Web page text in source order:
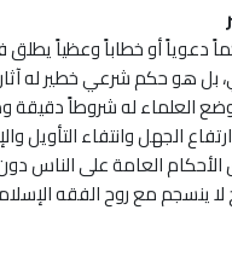
دعوياً أو خطاباً وعظياً يطلق
بل هو حكم شرعي خطير له
العلماء له شروطاً دقيقة
الجهل وانتفاء التأويل
الأحكام العامة على الناس
ينسجم مع روح الفقه